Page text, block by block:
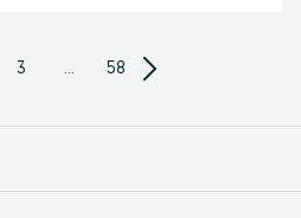
3 ... 58